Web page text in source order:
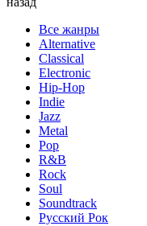
Все жанры
Alternative
Classical
Electronic
Hip-Hop
Indie
Jazz
Metal
Pop
R&B
Rock
Soul
Soundtrack
Русский Рок